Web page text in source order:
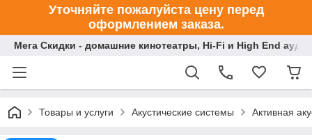
Уточняйте пожалуйста цену перед
оформлением заказа.
Мега Скидки - домашние кинотеатры, Hi-Fi и High End
Товары и услуги Акустические системы Активная